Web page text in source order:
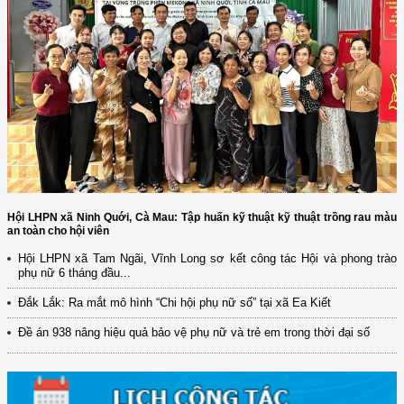
Hội LHPN xã Ninh Quới, Cà Mau: Tập huấn kỹ thuật kỹ thuật trồng rau màu
an toàn cho hội viên
Hội LHPN xã Tam Ngãi, Vĩnh Long sơ kết công tác Hội và phong trào
phụ nữ 6 tháng đầu...
Đắk Lắk: Ra mắt mô hình “Chi hội phụ nữ số” tại xã Ea Kiết
Đề án 938 nâng hiệu quả bảo vệ phụ nữ và trẻ em trong thời đại số
(12/TB-HĐKH) V/v đăng ký, đề xuất nhiệm vụ Khoa học, công nghệ và
đổi mới ...
(898/KH/ĐCT) Kế hoạch thực hiện Quyết định số 2415/QĐ-TTg ngày
31/10/2025 ...
(417/QĐ-BNNMT) Quyết định phê duyệt Chương trình mục tiêu quốc gia
xây dựng ...
(891/KH-ĐCT) Kế hoạch thực hiện Nghị quyết số 72-NQ/TW ngày
9/9/2025 của Bộ ...